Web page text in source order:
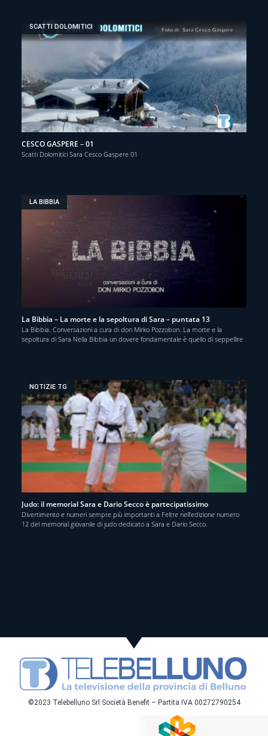
SCATTI DOLOMITICI
CESCO GASPERE – 01
Scatti Dolomitici Sara Cesco Gaspere 01
LA BIBBIA
La Bibbia – La morte e la sepoltura di Sara – puntata 13
La Bibbia. Conversazioni a cura di don Mirko Pozzobon. La morte e la
sepoltura di Sara Nella Bibbia un dovere fondamentale è quello di seppellire
NOTIZIE TG
Judo: il memorial Sara e Dario Secco è partecipatissimo
Divertimento e numeri sempre più importanti a Feltre nell’edizione numero
12 del memorial giovanile di judo dedicato a Sara e Dario Secco.
©2023 Telebelluno Srl Società Benefit – Partita IVA 00272790254